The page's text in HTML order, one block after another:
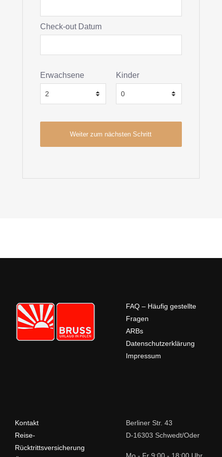
Check-out Datum
Erwachsene Kinder
FAQ – Häufig gestellte
Fragen
ARBs
Datenschutzerklärung
Impressum
Kontakt
Reise-
Rücktrittsversicherung
Berliner Str. 43
D-16303 Schwedt/Oder
Mo - Fr 9:00 - 18:00 Uhr